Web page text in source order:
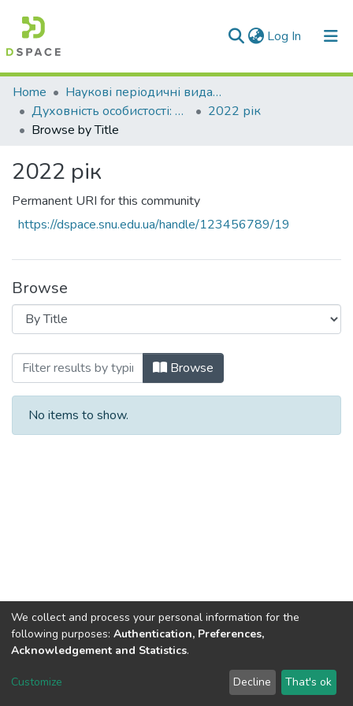
Log In (current)
Communities & Collections
All of DSpace
Home
Наукові періодичні видання СНУ ім. В. Даля
Духовність особистості: методологія, теорія і практика
2022 рік
Browse by Title
2022 рік
Permanent URI for this community
https://dspace.snu.edu.ua/handle/123456789/19
Browse
Browsing 2022 рік by Title
Browse
No items to show.
Dspace & Volodymyr Dahl East Ukrainian National University
LYRASIS
Send Feedback
We collect and process your personal information for the
following purposes: Authentication, Preferences,
Acknowledgement and Statistics.
Customize Decline That's ok